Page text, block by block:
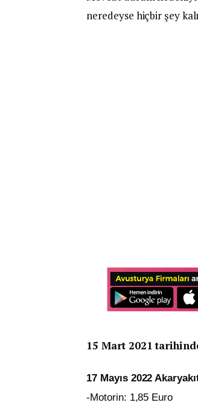
neredeyse hiçbir şey
15 Mart 2021
17 Mayıs 2022
-Motorin: 1,85 Euro